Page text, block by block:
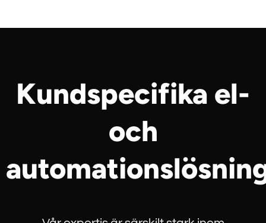
Kundspecifika el-
och